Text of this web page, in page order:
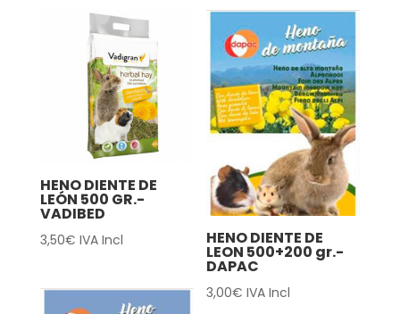
HENO DIENTE DE
LEÓN 500 GR.-
VADIBED
3,50€ IVA Incl HENO DIENTE DE
LEON 500+200 gr.-
DAPAC
3,00€ IVA Incl